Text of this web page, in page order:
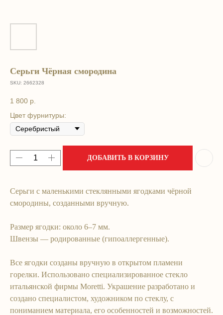
Серьги Чёрная смородина
SKU: 2662328
1 800 р.
Цвет фурнитуры:
ДОБАВИТЬ В КОРЗИНУ
Серьги с маленькими стеклянными ягодками чёрной
смородины, созданными вручную.
Размер ягодки: около 6‒7 мм.
Швензы — родированные (гипоаллергенные).
Все ягодки созданы вручную в открытом пламени
горелки. Использовано специализированное стекло
итальянской фирмы Moretti. Украшение разработано и
создано специалистом, художником по стеклу, с
пониманием материала, его особенностей и возможностей.
мОи
контактЫ
+7 (993) 901-07-59
LIKE.A.GLASS.SHOP@GMAIL.COM